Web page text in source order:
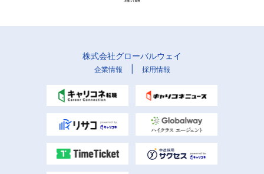
株式会社グローバルウェイ
企業情報 採用情報